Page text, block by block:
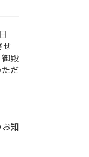
せ
殿
だ
知